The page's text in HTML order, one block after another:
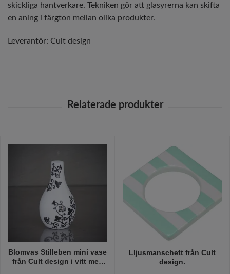
skickliga hantverkare. Tekniken gör att glasyrerna kan skifta
en aning i färgton mellan olika produkter.
Leverantör: Cult design
Blomvas Stilleben mini vase
från Cult design i vitt med
Lljusmanschett från Cult
design.